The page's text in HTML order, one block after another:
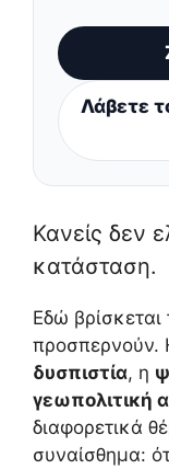
Λάβετε
Κανείς δεν
κατάσταση.
Εδώ βρίσκεται
προσπερνούν.
δυσπιστία, η
γεωπολιτική
διαφορετικά
συναίσθημα: